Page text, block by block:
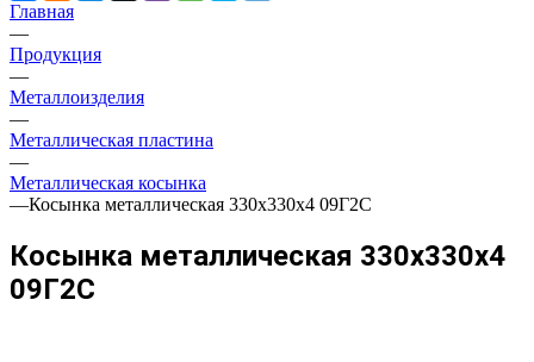
Главная
—
Продукция
—
Металлоизделия
—
Металлическая пластина
—
Металлическая косынка
—Косынка металлическая 330х330х4 09Г2С
Косынка металлическая 330х330х4
09Г2С